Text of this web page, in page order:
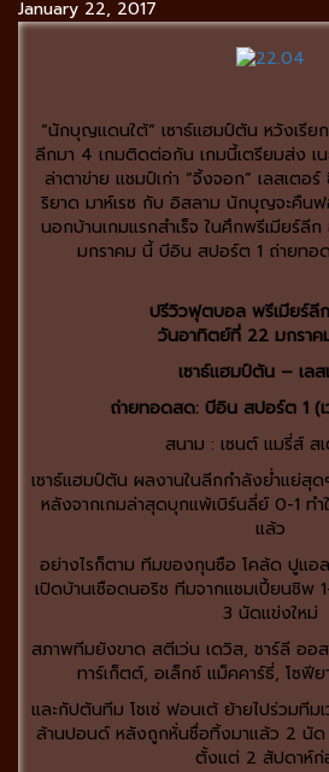
January 22, 2017
“นักบุญแดนใต้” เซาธ์แฮมป์ตัน หวังเรีย
ลีกมา 4 เกมติดต่อกัน เกมนี้เตรียมส่ง เ
ล่าตาข่าย แชมป์เก่า “จิ้งจอก” เลสเตอ
ริยาด มาห์เรซ กับ อิสลาม นักบุญจะคืนฟ
นอกบ้านเกมแรกสำเร็จ ในศึกพรีเมียร์
มกราคม นี้ บีอิน สปอร์ต 1 ถ่ายทอ
ปรีวิวฟุตบอล พรีเมียร์ลี
วันอาทิตย์ที่ 22 มกรา
เซาธ์แฮมป์ตัน – เลส
ถ่ายทอดสด: บีอิน สปอร์ต 1 (
สนาม : เซนต์ แมรี่ส์ ส
เซาธ์แฮมป์ตัน ผลงานในลีกกำลังย่ำแย่
หลังจากเกมล่าสุดบุกแพ้เบิร์นลี่ย์ 0-1 ท
แล้ว
อย่างไรก็ตาม ทีมของกุนซือ โคล้ด ปูแอ
เปิดบ้านเชือดนอริช ทีมจากแชมเปี้ยนชิพ
3 นัดแข่งใหม่
สภาพทีมยังขาด สตีเว่น เดวิส, ชาร์ลี อ
ทาร์เก็ตต์, อเล็กซ์ แม็คคาร์ธี่, โซฟี
และกัปตันทีม โชเซ่ ฟอนเต้ ย้ายไปร่วมที
ล้านปอนด์ หลังถูกหั่นชื่อทิ้งมาแล้ว 2 นั
ตั้งแต่ 2 สัปดาห์ก่